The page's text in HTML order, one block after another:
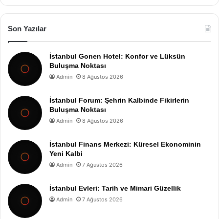
Son Yazılar
İstanbul Gonen Hotel: Konfor ve Lüksün
Buluşma Noktası
Admin 8 Ağustos 2026
İstanbul Forum: Şehrin Kalbinde Fikirlerin
Buluşma Noktası
Admin 8 Ağustos 2026
İstanbul Finans Merkezi: Küresel Ekonominin
Yeni Kalbi
Admin 7 Ağustos 2026
İstanbul Evleri: Tarih ve Mimari Güzellik
Admin 7 Ağustos 2026